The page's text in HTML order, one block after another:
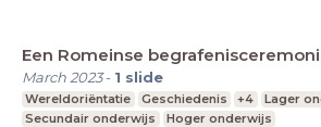
Een Romeinse
March 2023- 1 slide
Wereldoriëntatie Geschiedenis +4
Lager
Secundair onderwijs
Hoger onderwijs